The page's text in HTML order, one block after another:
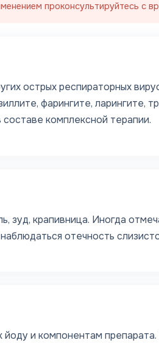
проконсультируйтесь с
острых респираторных
фарингите, ларингите,
комплексной терапии.
зуд, крапивница. Иногда
отечность
и компонентам